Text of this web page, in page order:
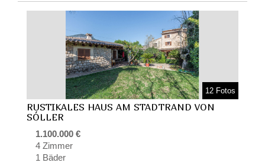
12 Fotos
RUSTIKALES HAUS AM STADTRAND VON
SÓLLER
1.100.000 €
4 Zimmer
1 Bäder